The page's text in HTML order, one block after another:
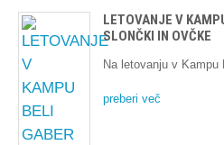
LETOVANJE V
SLONČKI IN OVČKE
Na letovanju v
preberi več